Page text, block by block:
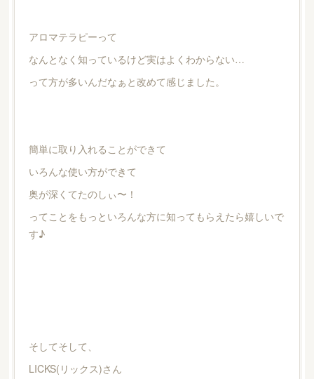
アロマテラピーって
なんとなく知っているけど実はよくわからない…
って方が多いんだなぁと改めて感じました。
簡単に取り入れることができて
いろんな使い方ができて
奥が深くてたのしぃ〜！
ってことをもっといろんな方に知ってもらえたら嬉しいで
す♪
そしてそして、
LICKS(リックス)さん